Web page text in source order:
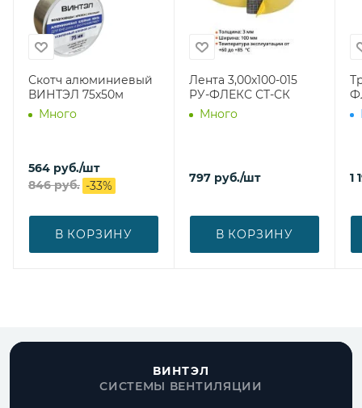
Скотч алюминиевый
ВИНТЭЛ 75х50м
Много
564 руб./шт
846руб. -33%
В КОРЗИНУ
Лента 3,00х100-015
РУ-ФЛЕКС СТ-СК
Много
797 руб./шт
В КОРЗИНУ
1
ВИНТЭЛ
СИСТЕМЫ ВЕНТИЛЯЦИИ